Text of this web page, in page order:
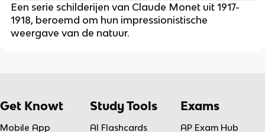
Een serie schilderijen van Claude Monet uit 1917-
1918, beroemd om hun impressionistische
weergave van de natuur.
Get Knowt
Mobile App
Study Tools
AI Flashcards
Exams
AP Exam Hub